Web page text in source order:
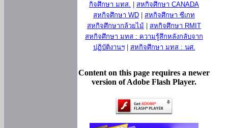
กิจศึกษา มทส.
สหกิจศึกษา CANADA
สหกิจศึกษา WD
สหกิจศึกษา ซีเกท
สหกิจศึกษากล้วยไม้
สหกิจศึกษา RMIT
สหกิจศึกษา มทส : ความรู้สึกหลังกลับจาก
ปฏิบัติงานฯ| สหกิจศึกษา มทส : นศ.
Content on this page requires a newer
version of Adobe Flash Player.